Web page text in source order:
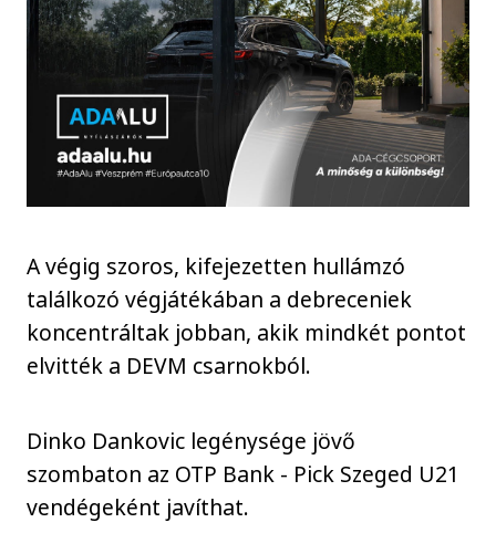
A végig szoros, kifejezetten hullámzó
találkozó végjátékában a debreceniek
koncentráltak jobban, akik mindkét pontot
elvitték a DEVM csarnokból.
Dinko Dankovic legénysége jövő
szombaton az OTP Bank - Pick Szeged U21
vendégeként javíthat.